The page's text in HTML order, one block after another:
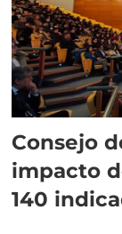
Consejo
impacto
140